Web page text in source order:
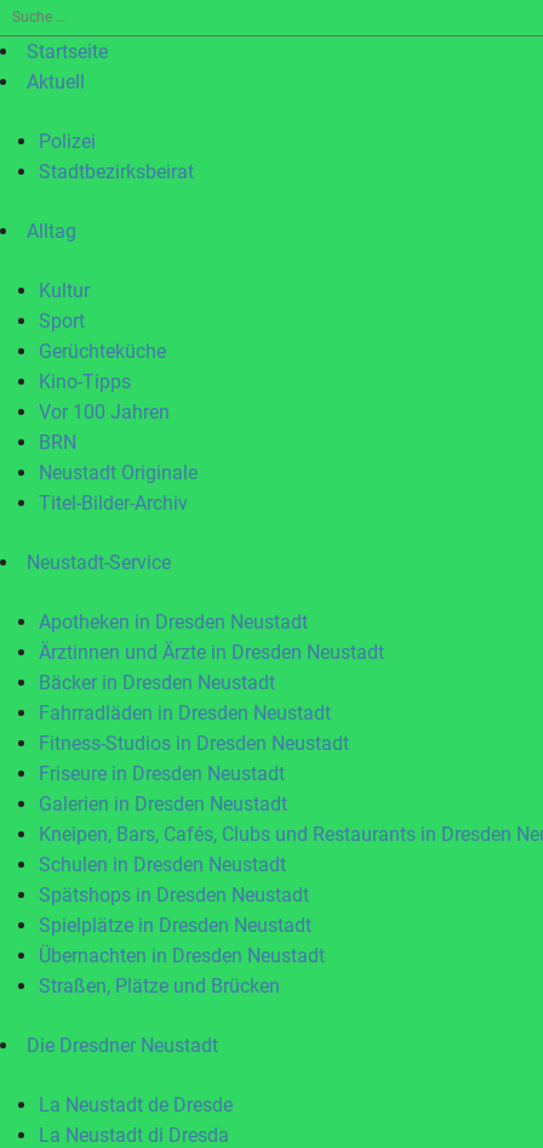
Suche
nach:Startseite
Aktuell
Polizei
Stadtbezirksbeirat
Alltag
Kultur
Sport
Gerüchteküche
Kino-Tipps
Vor 100 Jahren
BRN
Neustadt Originale
Titel-Bilder-Archiv
Neustadt-Service
Apotheken in Dresden Neustadt
Ärztinnen und Ärzte in Dresden Neustadt
Bäcker in Dresden Neustadt
Fahrradläden in Dresden Neustadt
Fitness-Studios in Dresden Neustadt
Friseure in Dresden Neustadt
Galerien in Dresden Neustadt
Kneipen, Bars, Cafés, Clubs und Restaurants in Dresden
Schulen in Dresden Neustadt
Spätshops in Dresden Neustadt
Spielplätze in Dresden Neustadt
Übernachten in Dresden Neustadt
Straßen, Plätze und Brücken
Die Dresdner Neustadt
La Neustadt de Dresde
La Neustadt di Dresda